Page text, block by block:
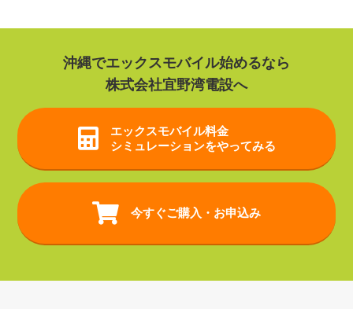
沖縄でエックスモバイル始めるなら
株式会社宜野湾電設へ
エックスモバイル料金
シミュレーションをやってみる
今すぐご購入・お申込み